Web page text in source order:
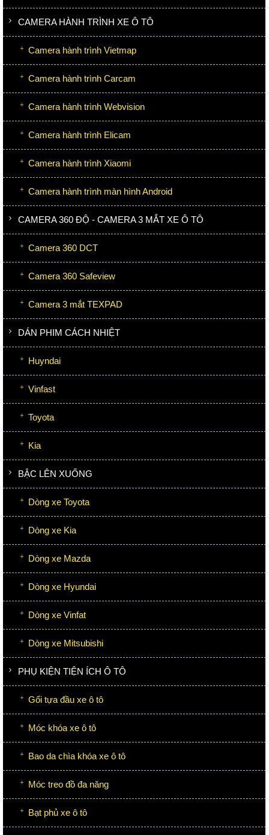
CAMERA HÀNH TRÌNH XE Ô TÔ
Camera hành trình Vietmap
Camera hành trình Carcam
Camera hành trình Webvision
Camera hành trình Elicam
Camera hành trình Xiaomi
Camera hành trình màn hình Android
CAMERA 360 ĐỘ - CAMERA 3 MẮT XE Ô TÔ
Camera 360 DCT
Camera 360 Safeview
Camera 3 mắt TEXPAD
DÁN PHIM CÁCH NHIỆT
Huyndai
Vinfast
Toyota
Kia
BẬC LÊN XUỐNG
Dòng xe Toyota
Dòng xe Kia
Dòng xe Mazda
Dòng xe Hyundai
Dòng xe Vinfat
Dòng xe Mitsubishi
PHỤ KIỆN TIỆN ÍCH Ô TÔ
Gối tựa đầu xe ô tô
Móc khóa xe ô tô
Bao da chìa khóa xe ô tô
Móc treo đồ đa năng
Bạt phủ xe ô tô